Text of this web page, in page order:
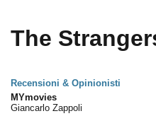
The
Recensioni & Opinionisti
MYmovies
Giancarlo Zappoli